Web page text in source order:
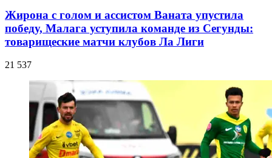
Жирона с голом и ассистом Ваната упустила
победу, Малага уступила команде из Сегунды:
товарищеские матчи клубов Ла Лиги
21 537